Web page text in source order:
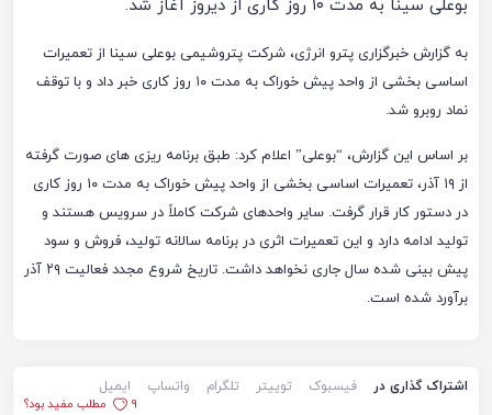
بوعلی سینا به مدت ۱۰ روز کاری از دیروز آغاز شد.
به گزارش خبرگزاری پترو انرژی، شرکت پتروشیمی بوعلی سینا از تعمیرات
اساسی بخشی از واحد پیش خوراک به مدت ۱۰ روز کاری خبر داد و با توقف
نماد روبرو شد.
بر اساس این گزارش، “بوعلی” اعلام کرد: طبق برنامه ریزی های صورت گرفته
از ۱۹ آذر، تعمیرات اساسی بخشی از واحد پیش خوراک به مدت ۱۰ روز کاری
در دستور کار قرار گرفت. سایر واحدهای شرکت کاملاً در سرویس هستند و
تولید ادامه دارد و این تعمیرات اثری در برنامه سالانه تولید، فروش و سود
پیش بینی شده سال جاری نخواهد داشت.
تاریخ شروع مجدد فعالیت ۲۹ آذر
برآورد شده است.
اشتراک گذاری در فیسبوک توییتر تلگرام واتساپ
ایمیل
9
مطلب مفید بود؟